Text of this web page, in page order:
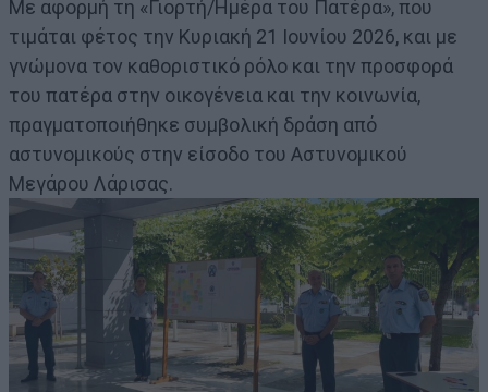
Με αφορμή τη «Γιορτή/Ημέρα του Πατέρα», που
τιμάται φέτος την Κυριακή 21 Ιουνίου 2026, και με
γνώμονα τον καθοριστικό ρόλο και την προσφορά
του πατέρα στην οικογένεια και την κοινωνία,
πραγματοποιήθηκε συμβολική δράση από
αστυνομικούς στην είσοδο του Αστυνομικού
Μεγάρου Λάρισας.